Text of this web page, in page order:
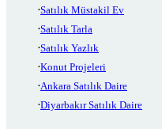
Satılık Müstakil Ev
Satılık Tarla
Satılık Yazlık
Konut Projeleri
Ankara Satılık Daire
Diyarbakır Satılık Daire